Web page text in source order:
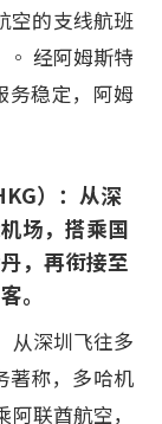
空的支线航班
◦ 经阿姆斯特
务稳定，阿姆
）：从深
场，搭乘国
，再衔接至
。
从深圳飞往多
著称，多哈机
联酋航空，